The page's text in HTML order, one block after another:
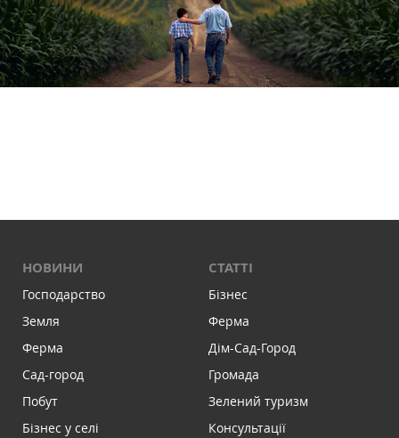
НОВИНИ
Господарство
Земля
Ферма
Сад-город
Побут
Бізнес у селі
СТАТТІ
Бізнес
Ферма
Дім-Сад-Город
Громада
Зелений туризм
Консультації